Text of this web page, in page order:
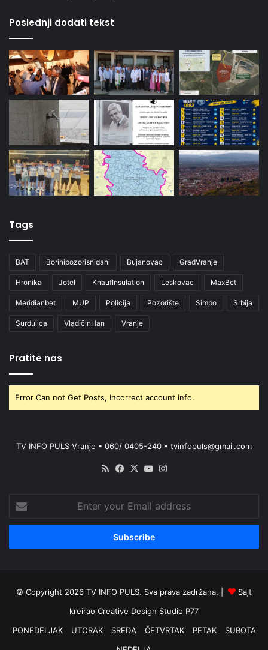
Poslednji dodati tekst
Tags
BAT Borinipozorisnidani Bujanovac GradVranje
Hronika Jotel KnaufInsulation Leskovac MaxBet
Meridianbet MUP Policija Pozorište Simpo Srbija
Surdulica VladičinHan Vranje
Pratite nas
Error Can not Get Posts, Incorrect account info.
TV INFO PULS Vranje • 060/ 0405-240 • tvinfopuls@gmail.com
RSS Facebook
X YouTube
your
Email
© Copyright 2026 TV INFO PULS. Sva prava zadržana. |
Sajt
kreirao Creative Design Studio P77
PONEDELJAK
UTORAK SREDA ČETVRTAK PETAK
SUBOTA